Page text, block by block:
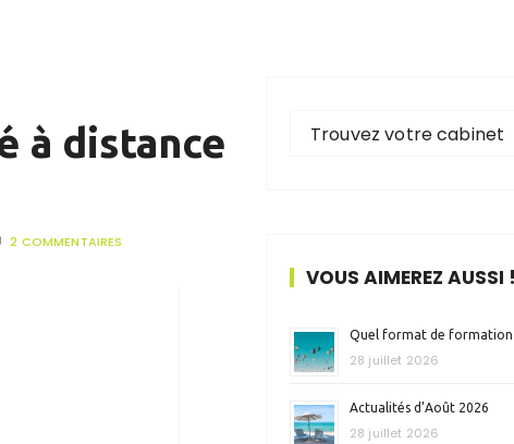
à distance
2 COMMENTAIRES
Trouvez votre cabinet
VOUS AIMEREZ AUSSI !
Quel format de formation
28 juillet 2026
Actualités d’Août 2026
28 juillet 2026